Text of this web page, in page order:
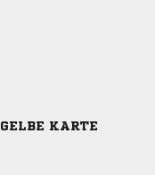
GELBE KARTE